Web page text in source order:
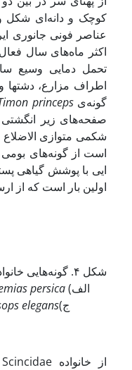
کوچک و دانه‌ای شکل
عناصر فونی جانوری
اکثر ماه‌های سال
گونه‌ی
princeps
صفحه‌های زیر انگشتی
شکمی متوازی
است از گونه‌های
ایی با پوشش گیاهی
اولین بار است که از
الف)persica
ج)elegans
از خانواده Scincidae گونه‌های